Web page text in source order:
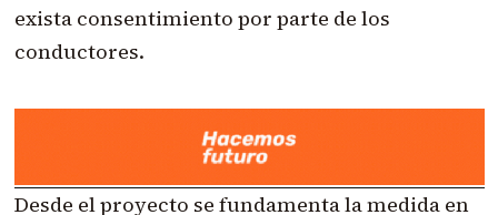
exista consentimiento por parte de los
conductores.
Desde el proyecto se fundamenta la medida en